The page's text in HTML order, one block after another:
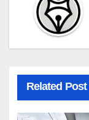
Related Post